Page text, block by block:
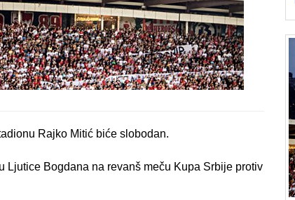
Rajko Mitić biće slobodan.
Bogdana na revanš meču Kupa Srbije protiv